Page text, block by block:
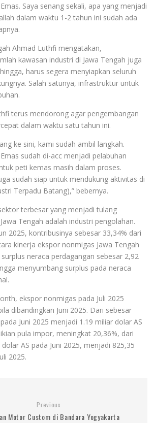
Saya senang sekali, apa yang menjadi
dalam waktu 1-2 tahun ini sudah ada
Ahmad Luthfi mengatakan,
kawasan industri di Jawa Tengah juga
harus segera menyiapkan seluruh
Salah satunya, infrastruktur untuk
terus mendorong agar pengembangan
dalam waktu satu tahun ini.
ke sini, kami sudah ambil langkah.
sudah di-acc menjadi pelabuhan
peti kemas masih dalam proses.
sudah siap untuk mendukung aktivitas di
Terpadu Batang),” bebernya.
terbesar yang menjadi tulang
Tengah adalah industri pengolahan.
2025, kontribusinya sebesar 33,34% dari
kinerja ekspor nonmigas Jawa Tengah
neraca perdagangan sebesar 2,92
menyumbang surplus pada neraca
ekspor nonmigas pada Juli 2025
dibandingkan Juni 2025. Dari sebesar
Juni 2025 menjadi 1.19 miliar dolar AS
pula impor, meningkat 20,36%, dari
AS pada Juni 2025, menjadi 825,35
2025.
Previous
Motor Custom di Bandara Yogyakarta